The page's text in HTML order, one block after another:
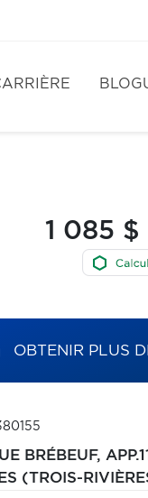
1 085
OBTENIR PLUS
BRÉBEUF,
(TROIS-